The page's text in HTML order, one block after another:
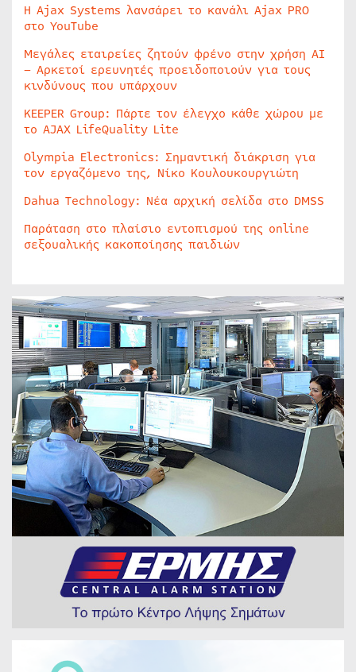
Η Ajax Systems λανσάρει το κανάλι Ajax PRO
στο YouTube
Μεγάλες εταιρείες ζητούν φρένο στην χρήση AI
– Αρκετοί ερευνητές προειδοποιούν για τους
κινδύνους που υπάρχουν
KEEPER Group: Πάρτε τον έλεγχο κάθε χώρου με
το AJAX LifeQuality Lite
Olympia Electronics: Σημαντική διάκριση για
τον εργαζόμενο της, Νίκο Κουλουκουργιώτη
Dahua Technology: Νέα αρχική σελίδα στο DMSS
Παράταση στο πλαίσιο εντοπισμού της online
σεξουαλικής κακοποίησης παιδιών